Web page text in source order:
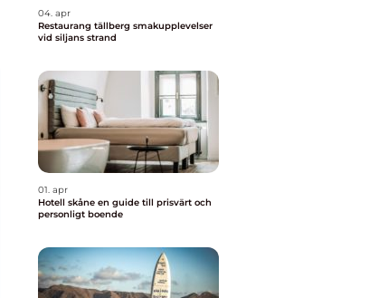
04. apr
Restaurang tällberg smakupplevelser
vid siljans strand
01. apr
Hotell skåne en guide till prisvärt och
personligt boende